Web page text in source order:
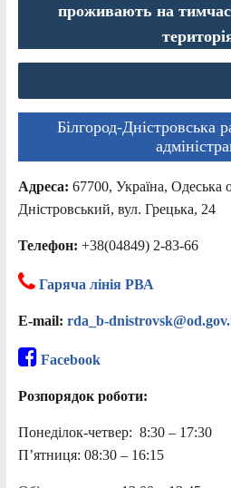
проживають на
Білгород-Дністровська
Адреса: 67700, Україна, Одеська
Дністровський, вул. Грецька, 24
Телефон: +38(04849) 2-83-66
Гаряча лінія РВА
E-mail: rda_b-
Facebook
Розпорядок роботи:
Понеділок-четвер: 8:30 – 17:30
П’ятниця: 08:30 – 16:15